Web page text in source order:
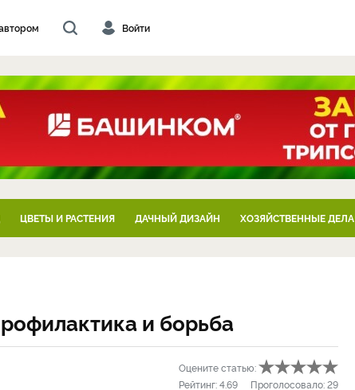
Войти
ЦВЕТЫ И РАСТЕНИЯ ДАЧНЫЙ ДИЗАЙН ХОЗЯЙСТВЕННЫЕ ДЕЛА
и борьба
Оцените статью:
Рейтинг:4.69 Проголосовало:29